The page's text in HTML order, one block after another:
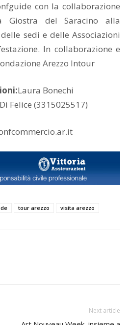
con la collaborazione
Giostra del Saracino alla
sedi e delle Associazioni
In collaborazione e
Arezzo Intour
Laura Bonechi
Felice (3315025517)
tour arezzo visita arezzo
Next article